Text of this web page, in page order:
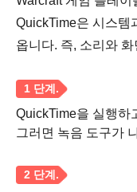
1 단계.
QuickTime은 시스템
옵니다. 즉, 소리와
QuickTime을 실행하
그러면 녹음 도구가